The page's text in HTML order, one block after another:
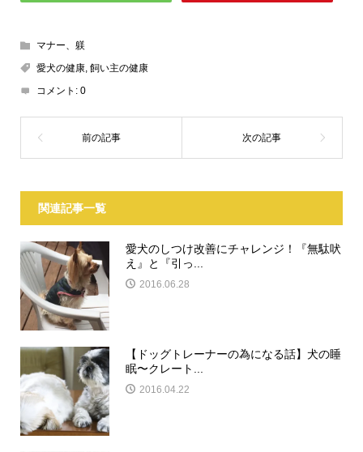
マナー、躾
愛犬の健康, 飼い主の健康
コメント: 0
関連記事一覧
愛犬のしつけ改善にチャレンジ！『無駄吠
え』と『引っ...
2016.06.28
【ドッグトレーナーの為になる話】犬の睡
眠〜クレート...
2016.04.22